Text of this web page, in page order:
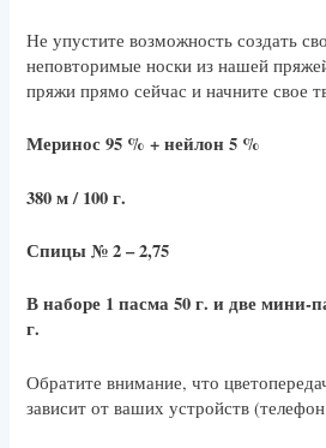
Не упустите возможность создать
неповторимые носки из нашей
пряжи прямо сейчас и начните свое
Меринос 95 % + нейлон 5 %
380 м / 100 г.
Спицы № 2 – 2,75
В наборе 1 пасма 50 г. и две мини-
г.
Обратите внимание, что
зависит от ваших устройств